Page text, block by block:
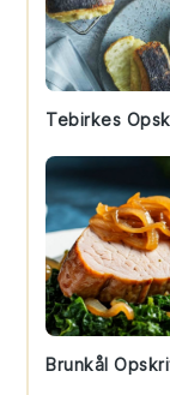
Tebirkes
Brunkål